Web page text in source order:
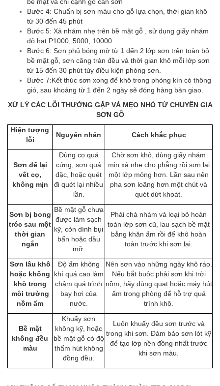
bề mặt và chỉ cạnh gỗ cần sơn
Bước 4: Chuẩn bị sơn màu cho gỗ lựa chọn, thời gian khô
từ 30 đến 45 phút
Bước 5: Xả nhám nhẹ trên bề mặt gỗ , sử dụng giấy nhám
độ hạt P1000, 5000, 10000
Bước 6: Sơn phủ bóng mờ từ 1 đến 2 lớp sơn trên toàn bộ
bề mặt gỗ, sơn căng tràn đều và thời gian khô mỗi lớp sơn
từ 15 đến 30 phút tùy điều kiện phòng sơn.
Bước 7:Kết thúc sơn xong để khô trong phòng kín có thông
gió, sau khoảng từ 1 đến 2 ngày sẽ đóng hàng bàn giao.
XỬ LÝ CÁC LỖI THƯỜNG GẶP VÀ MẸO NHỎ TỪ CHUYÊN GIA
SƠN GỖ
Hiện tượng
lỗi
Nguyên nhân Cách khắc phục
Sơn để lại
vết cọ,
không mịn
Dùng cọ quá
cứng, sơn quá
đặc, hoặc quét
đi quét lại nhiều
lần.
Chờ sơn khô, dùng giấy nhám
mịn xả nhẹ cho phẳng rồi sơn lại
một lớp mỏng hơn. Lần sau nên
pha sơn loãng hơn một chút và
quét dứt khoát.
Sơn bị bong
tróc sau một
thời gian
ngắn
Bề mặt gỗ chưa
được làm sạch
kỹ, còn dính bụi
bẩn hoặc dầu
mỡ.
Phải chà nhám và loại bỏ hoàn
toàn lớp sơn cũ, lau sạch bề mặt
bằng khăn ẩm rồi để khô hoàn
toàn trước khi sơn lại.
Sơn lâu khô
hoặc không
khô trong
môi trường
nồm ẩm
Độ ẩm không
khí quá cao làm
chậm quá trình
bay hơi của
nước.
Nên sơn vào những ngày khô ráo.
Nếu bắt buộc phải sơn khi trời
nồm, hãy dùng quạt hoặc máy hút
ẩm trong phòng để hỗ trợ quá
trình khô.
Bề mặt
không đều
màu
Khuấy sơn
không kỹ, hoặc
bề mặt gỗ có độ
thấm hút không
đồng đều.
Luôn khuấy đều sơn trước và
trong khi sơn. Đảm bảo sơn lót kỹ
để tạo lớp nền đồng nhất trước
khi sơn màu.